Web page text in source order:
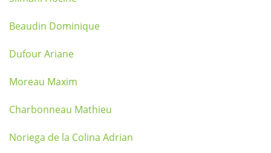
Beaudin Dominique
Dufour Ariane
Moreau Maxim
Charbonneau Mathieu
Noriega de la Colina Adrian